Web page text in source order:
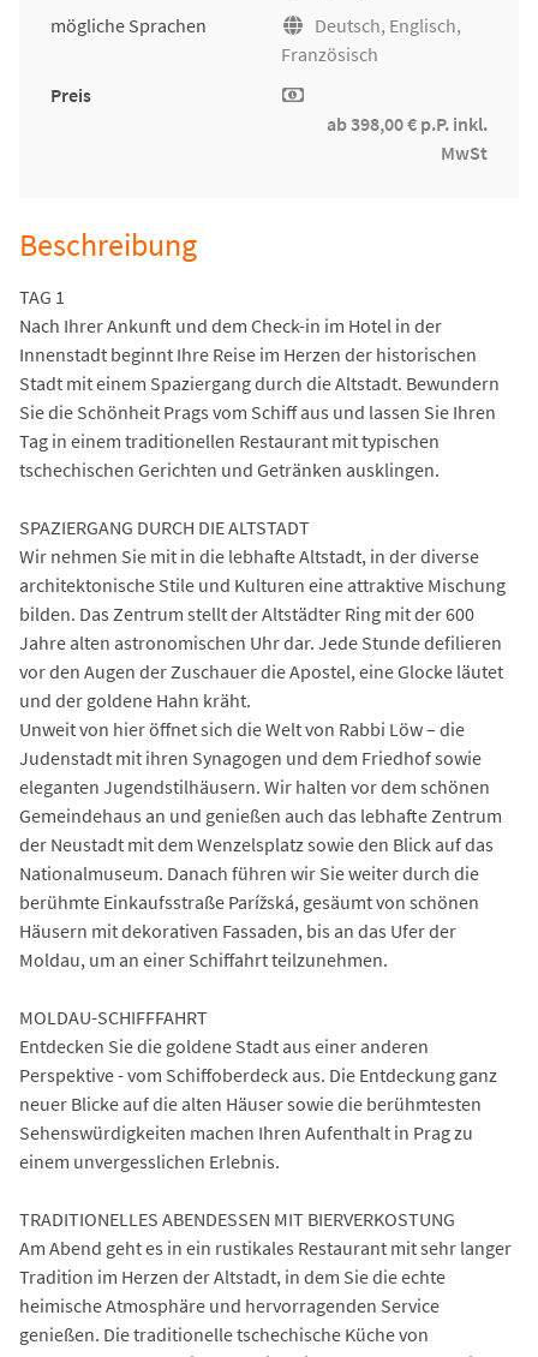
mögliche Sprachen
Deutsch, Englisch,
Französisch
Preis
ab 398,00 € p.P. inkl.
MwSt
Beschreibung
TAG 1
Nach Ihrer Ankunft und dem Check-in im Hotel in der
Innenstadt beginnt Ihre Reise im Herzen der historischen
Stadt mit einem Spaziergang durch die Altstadt. Bewundern
Sie die Schönheit Prags vom Schiff aus und lassen Sie Ihren
Tag in einem traditionellen Restaurant mit typischen
tschechischen Gerichten und Getränken ausklingen.
SPAZIERGANG DURCH DIE ALTSTADT
Wir nehmen Sie mit in die lebhafte Altstadt, in der diverse
architektonische Stile und Kulturen eine attraktive Mischung
bilden. Das Zentrum stellt der Altstädter Ring mit der 600
Jahre alten astronomischen Uhr dar. Jede Stunde defilieren
vor den Augen der Zuschauer die Apostel, eine Glocke läutet
und der goldene Hahn kräht.
Unweit von hier öffnet sich die Welt von Rabbi Löw – die
Judenstadt mit ihren Synagogen und dem Friedhof sowie
eleganten Jugendstilhäusern. Wir halten vor dem schönen
Gemeindehaus an und genießen auch das lebhafte Zentrum
der Neustadt mit dem Wenzelsplatz sowie den Blick auf das
Nationalmuseum. Danach führen wir Sie weiter durch die
berühmte Einkaufsstraße Parížská, gesäumt von schönen
Häusern mit dekorativen Fassaden, bis an das Ufer der
Moldau, um an einer Schiffahrt teilzunehmen.
MOLDAU-SCHIFFFAHRT
Entdecken Sie die goldene Stadt aus einer anderen
Perspektive - vom Schiffoberdeck aus. Die Entdeckung ganz
neuer Blicke auf die alten Häuser sowie die berühmtesten
Sehenswürdigkeiten machen Ihren Aufenthalt in Prag zu
einem unvergesslichen Erlebnis.
TRADITIONELLES ABENDESSEN MIT BIERVERKOSTUNG
Am Abend geht es in ein rustikales Restaurant mit sehr langer
Tradition im Herzen der Altstadt, in dem Sie die echte
heimische Atmosphäre und hervorragenden Service
genießen. Die traditionelle tschechische Küche von